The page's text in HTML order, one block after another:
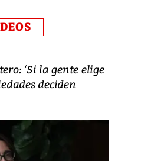
‘Si la gente elige
deciden